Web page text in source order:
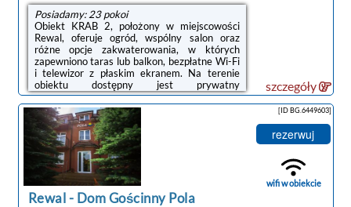
Posiadamy: 23 pokoi
Obiekt KRAB 2, położony w miejscowości
Rewal, oferuje ogród, wspólny salon oraz
różne opcje zakwaterowania, w których
zapewniono taras lub balkon, bezpłatne Wi-Fi
i telewizor z płaskim ekranem. Na terenie
obiektu dostępny jest prywatny
parking.Wyposażenie obejmuje również
lodówkę i czajnik.Na terenie obiektu KRAB 2
dostępny jest plac zabaw i sprzęt do
grillowania.Odległość ważnych miejsc od
obiektu: Plaża Rewal – 400 m, PKP Kołobrzeg
– 49 km.Doba hotelowa od godziny 14:00 do
10:00.Prosimy o wcześniejsze
poinformowanie obiektu o planowanej
godzinie przyjazdu. Aby to ...
szczegóły
Rewal- Dom Gościnny Pola
[ID BG.6449603]
rezerwuj
wifi w obiekcie